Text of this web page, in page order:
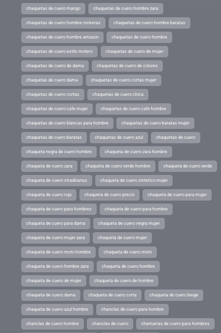
chaquetas de cuero mango chaquetas de cuero hombre zara
chaquetas de cuero hombre rockeras chaquetas de cuero hombre baratas
chaquetas de cuero hombre amazon chaquetas de cuero hombre
chaquetas de cuero estilo motero chaquetas de cuero de mujer
chaquetas de cuero de dama chaquetas de cuero de colores
chaquetas de cuero dama chaquetas de cuero cortas mujer
chaquetas de cuero cortas chaquetas de cuero chica
chaquetas de cuero cafe mujer chaquetas de cuero cafe hombre
chaquetas de cuero blancas para hombre chaquetas de cuero baratas mujer
chaquetas de cuero baratas chaquetas de cuero azul chaquetas de cuero
chaqueta negra de cuero hombre chaqueta de cuero zara hombre
chaqueta de cuero zara chaqueta de cuero verde hombre chaqueta de cuero verde
chaqueta de cuero stradivarius chaqueta de cuero sintetico mujer
chaqueta de cuero roja chaqueta de cuero precio chaqueta de cuero para mujer
chaqueta de cuero para hombres chaqueta de cuero para hombre
chaqueta de cuero para dama chaqueta de cuero negra mujer
chaqueta de cuero mujer zara chaqueta de cuero mujer
chaqueta de cuero moto hombre chaqueta de cuero moto
chaqueta de cuero hombre zara chaqueta de cuero hombre
chaqueta de cuero de mujer chaqueta de cuero de hombre
chaqueta de cuero dama chaqueta de cuero corta chaqueta de cuero beige
chaqueta de cuero azul hombre chanclas de cuero para hombre
chanclas de cuero hombre chanclas de cuero chamarras de cuero para hombres